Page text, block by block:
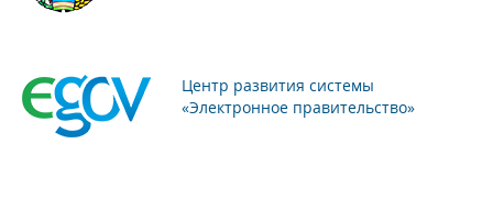
Центр развития системы
«Электронное правительство»